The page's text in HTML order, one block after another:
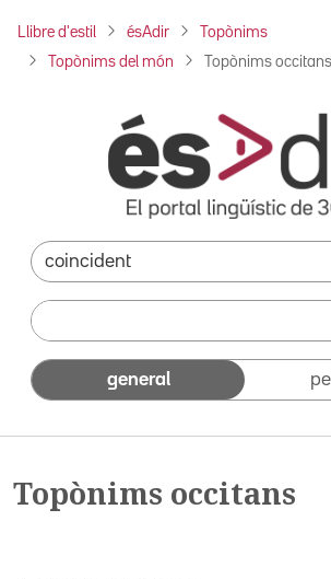
Llibre d'estil ésAdir Topònims
Topònims del món Topònims occitans
general
Topònims occitans